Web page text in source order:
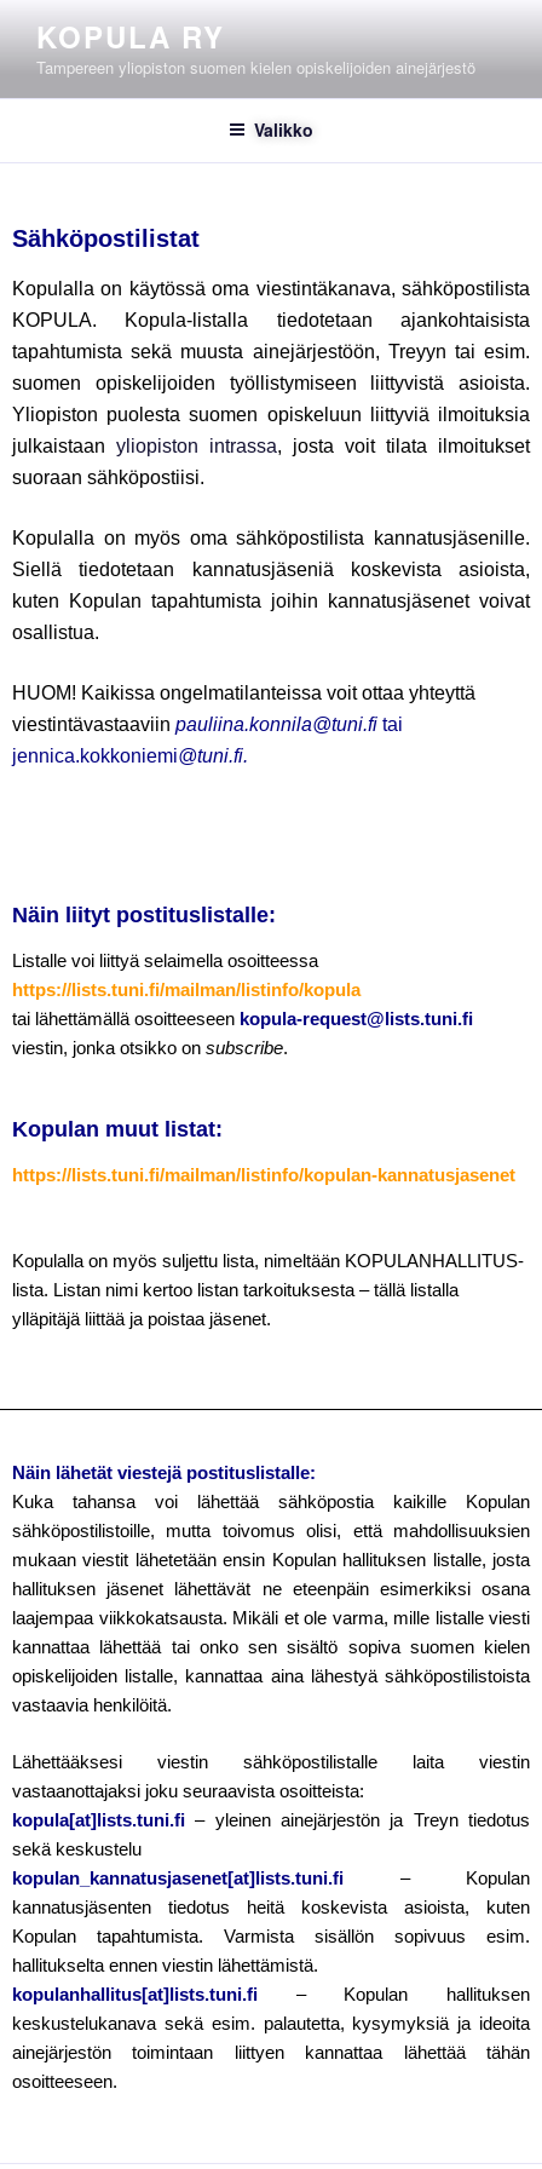
KOPULA RY
Tampereen yliopiston suomen kielen opiskelijoiden ainejärjestö
Valikko
Sähköpostilistat
Kopulalla on käytössä oma viestintäkanava, sähköpostilista
KOPULA. Kopula-listalla tiedotetaan ajankohtaisista
tapahtumista sekä muusta ainejärjestöön, Treyyn tai esim.
suomen opiskelijoiden työllistymiseen liittyvistä asioista.
Yliopiston puolesta suomen opiskeluun liittyviä ilmoituksia
julkaistaan yliopiston intrassa, josta voit tilata ilmoitukset
suoraan sähköpostiisi.
Kopulalla on myös oma sähköpostilista kannatusjäsenille.
Siellä tiedotetaan kannatusjäseniä koskevista asioista,
kuten Kopulan tapahtumista joihin kannatusjäsenet voivat
osallistua.
HUOM! Kaikissa ongelmatilanteissa voit ottaa yhteyttä
viestintävastaaviin pauliina.konnila@tuni.fi tai
jennica.kokkoniemi@tuni.fi.
Näin liityt postituslistalle:
Listalle voi liittyä selaimella osoitteessa
https://lists.tuni.fi/mailman/listinfo/kopula
tai lähettämällä osoitteeseen kopula-request@lists.tuni.fi
viestin, jonka otsikko on subscribe.
Kopulan muut listat:
https://lists.tuni.fi/mailman/listinfo/kopulan-kannatusjasenet
Kopulalla on myös suljettu lista, nimeltään KOPULANHALLITUS-
lista. Listan nimi kertoo listan tarkoituksesta – tällä listalla
ylläpitäjä liittää ja poistaa jäsenet.
Näin lähetät viestejä postituslistalle:
Kuka tahansa voi lähettää sähköpostia kaikille Kopulan
sähköpostilistoille, mutta toivomus olisi, että mahdollisuuksien
mukaan viestit lähetetään ensin Kopulan hallituksen listalle, josta
hallituksen jäsenet lähettävät ne eteenpäin esimerkiksi osana
laajempaa viikkokatsausta. Mikäli et ole varma, mille listalle viesti
kannattaa lähettää tai onko sen sisältö sopiva suomen kielen
opiskelijoiden listalle, kannattaa aina lähestyä sähköpostilistoista
vastaavia henkilöitä.
Lähettääksesi viestin sähköpostilistalle laita viestin
vastaanottajaksi joku seuraavista osoitteista:
kopula[at]lists.tuni.fi– yleinen ainejärjestön ja Treyn tiedotus
sekä keskustelu
kopulan_kannatusjasenet[at]lists.tuni.fi – Kopulan
kannatusjäsenten tiedotus heitä koskevista asioista, kuten
Kopulan tapahtumista. Varmista sisällön sopivuus esim.
hallitukselta ennen viestin lähettämistä.
kopulanhallitus[at]lists.tuni.fi – Kopulan hallituksen
keskustelukanava sekä esim. palautetta, kysymyksiä ja ideoita
ainejärjestön toimintaan liittyen kannattaa lähettää tähän
osoitteeseen.